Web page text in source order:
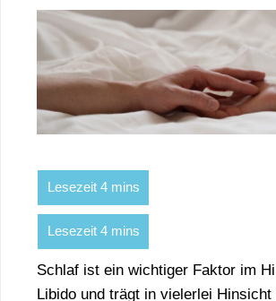
Schlaf ist ein wichtiger Faktor im
Libido und trägt in vielerlei Hinsicht